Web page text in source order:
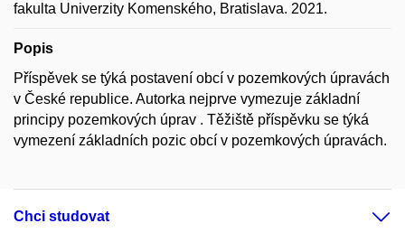
fakulta Univerzity Komenského, Bratislava. 2021.
Popis
Příspěvek se týká postavení obcí v pozemkových úpravách
v České republice. Autorka nejprve vymezuje základní
principy pozemkových úprav . Těžiště příspěvku se týká
vymezení základních pozic obcí v pozemkových úpravách.
Chci studovat